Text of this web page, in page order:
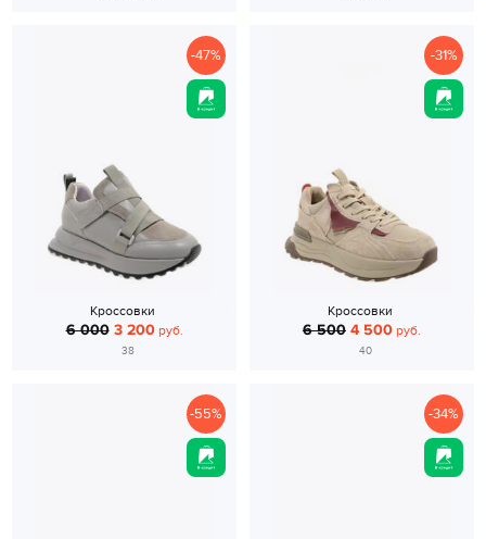
-47%
Кроссовки
6 000 3 200руб.
38
-31%
Кроссовки
6 500 4 500 руб.
40
-55% -34%